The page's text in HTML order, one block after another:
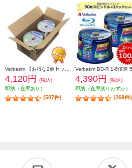
4,120円
(税込)
即納（在庫あり）
(507件)
4,390円
(税込)
即納（在庫残りわずか）
(269件)